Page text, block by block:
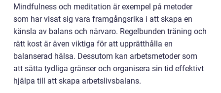
Mindfulness och meditation är exempel på metoder
som har visat sig vara framgångsrika i att skapa en
känsla av balans och närvaro. Regelbunden träning och
rätt kost är även viktiga för att upprätthålla en
balanserad hälsa. Dessutom kan arbetsmetoder som
att sätta tydliga gränser och organisera sin tid effektivt
hjälpa till att skapa arbetslivsbalans.